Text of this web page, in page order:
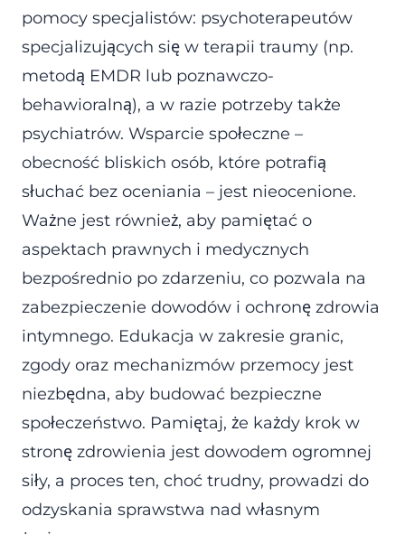
pomocy specjalistów: psychoterapeutów
specjalizujących się w terapii traumy (np.
metodą EMDR lub poznawczo-
behawioralną), a w razie potrzeby także
psychiatrów. Wsparcie społeczne –
obecność bliskich osób, które potrafią
słuchać bez oceniania – jest nieocenione.
Ważne jest również, aby pamiętać o
aspektach prawnych i medycznych
bezpośrednio po zdarzeniu, co pozwala na
zabezpieczenie dowodów i ochronę zdrowia
intymnego. Edukacja w zakresie granic,
zgody oraz mechanizmów przemocy jest
niezbędna, aby budować bezpieczne
społeczeństwo. Pamiętaj, że każdy krok w
stronę zdrowienia jest dowodem ogromnej
siły, a proces ten, choć trudny, prowadzi do
odzyskania sprawstwa nad własnym